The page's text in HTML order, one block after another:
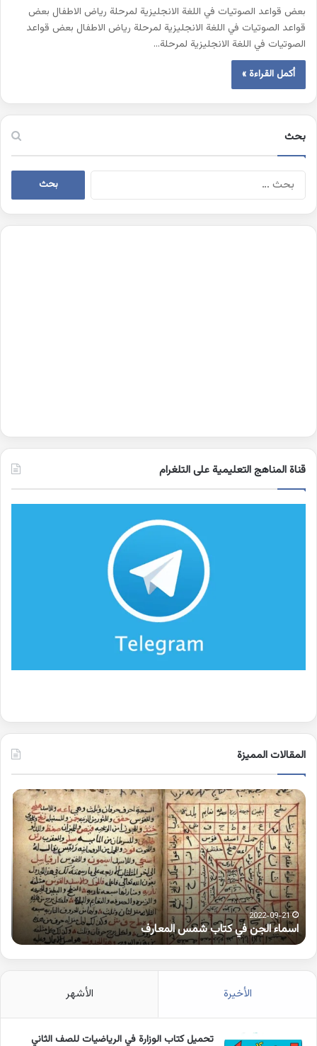
بعض قواعد الصوتيات في اللغة الانجليزية لمرحلة رياض الاطفال بعض
قواعد الصوتيات في اللغة الانجليزية لمرحلة رياض الاطفال بعض قواعد
الصوتيات في اللغة الانجليزية لمرحلة…
أكمل القراءة »
بحث
البحث
قناة المناهج التعليمية على التلغرام
المقالات المميزة
اسماء
الجن
في
كتاب
شمس
المعارف
2022-09-21
اسماء الجن في كتاب شمس المعارف
الأخيرة الأشهر
تحميل كتاب الوزارة في الرياضيات للصف الثاني